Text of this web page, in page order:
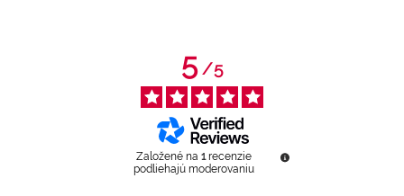
5/5
Založené na 1 recenzie
podliehajú moderovaniu